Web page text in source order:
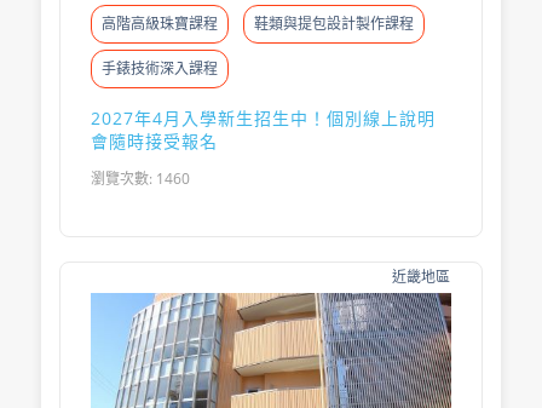
高階高級珠寶課程 鞋類與提包設計製作課程
手錶技術深入課程
2027年4月入學新生招生中！個別線上說明
會隨時接受報名
瀏覽次數: 1460
近畿地區